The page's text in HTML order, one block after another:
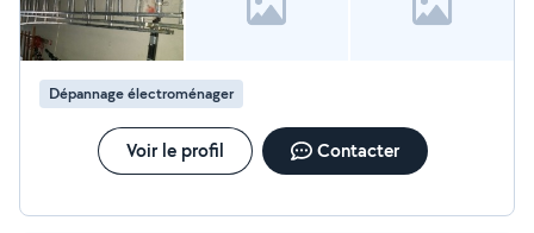
Dépannage électroménager
Voir le profil Contacter